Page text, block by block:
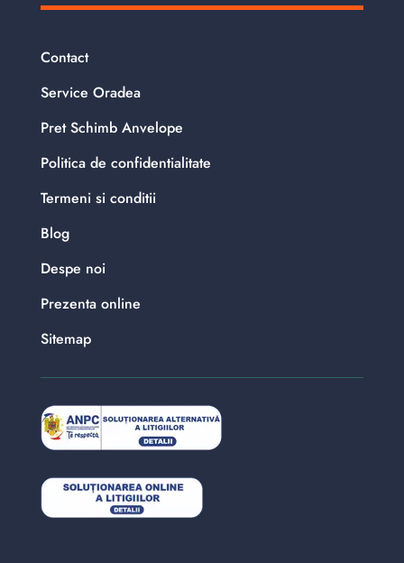
Contact
Service Oradea
Pret Schimb Anvelope
Politica de confidentialitate
Termeni si conditii
Blog
Despe noi
Prezenta online
Sitemap